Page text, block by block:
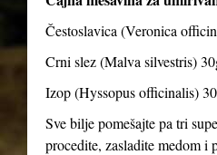
Čestoslavica (Veronica
Crni slez (Malva silvestris)
Izop (Hyssopus officinalis)
Sve bilje pomešajte pa tri
procedite, zasladite medom i